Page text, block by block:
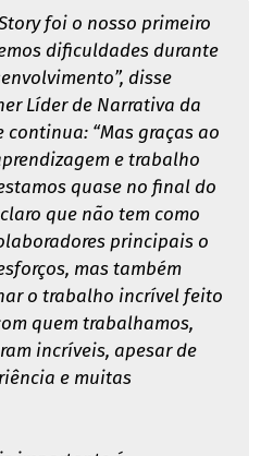
foi o nosso primeiro
dificuldades durante
disse
Líder de Narrativa da
continua: “Mas graças ao
e trabalho
quase no final do
que não tem como
principais o
mas também
o trabalho incrível feito
quem trabalhamos,
incríveis, apesar de
e muitas